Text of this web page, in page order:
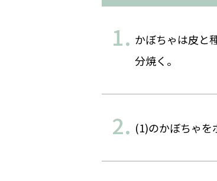
かぼちゃは皮と
分焼く。
(1)のかぼちゃを